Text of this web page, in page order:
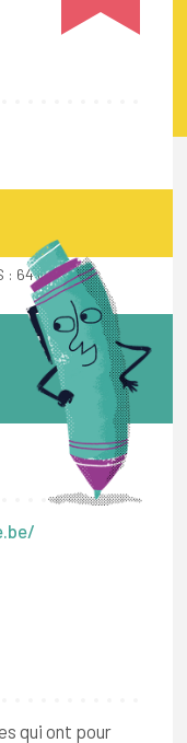
: 64 €
qui ont pour